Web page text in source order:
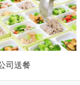
司送餐